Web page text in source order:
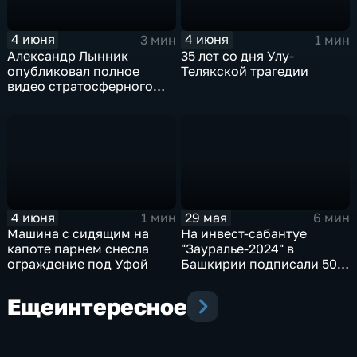
4 июня
3 мин
Александр Лынник
опубликовал полное
видео стратосферного
4 июня
1 мин
35 лет со дня Улу-
Телякской трагедии
4 июня
1 мин
Машина с сидящим на
капоте парнем снесла
ограждение под Уфой
29 мая
6 мин
На инвест-сабантуе
"Зауралье-2024" в
Башкирии подписали 50
более 100 млрд рублей
Ещеинтересное